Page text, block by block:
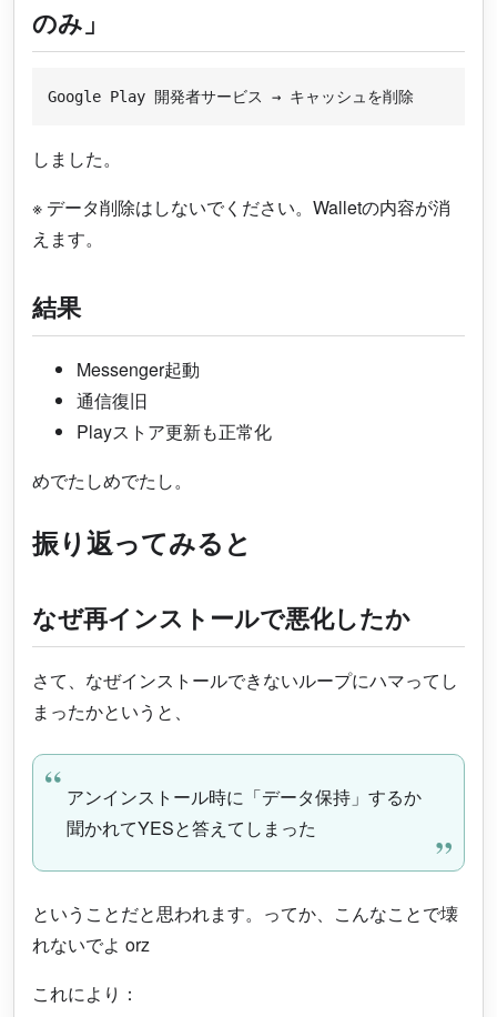
のみ」
しました。
※ データ削除はしないでください。Walletの内容が消
えます。
結果
Messenger起動
通信復旧
Playストア更新も正常化
めでたしめでたし。
振り返ってみると
なぜ再インストールで悪化したか
さて、なぜインストールできないループにハマってし
まったかというと、
アンインストール時に「データ保持」するか
聞かれてYESと答えてしまった
ということだと思われます。ってか、こんなことで壊
れないでよ orz
これにより：